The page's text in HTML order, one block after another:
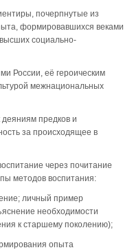
почерпнутые из
формировавшихся веками
социально-
России, её героическим
межнациональных
деяниям предков и
за происходящее в
через почитание
методов воспитания:
личный пример
необходимости
к старшему поколению);
опыта